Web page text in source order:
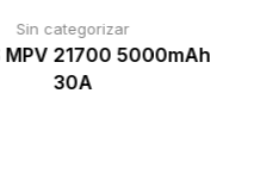
Sin categorizar
MPV 21700 5000mAh
30A